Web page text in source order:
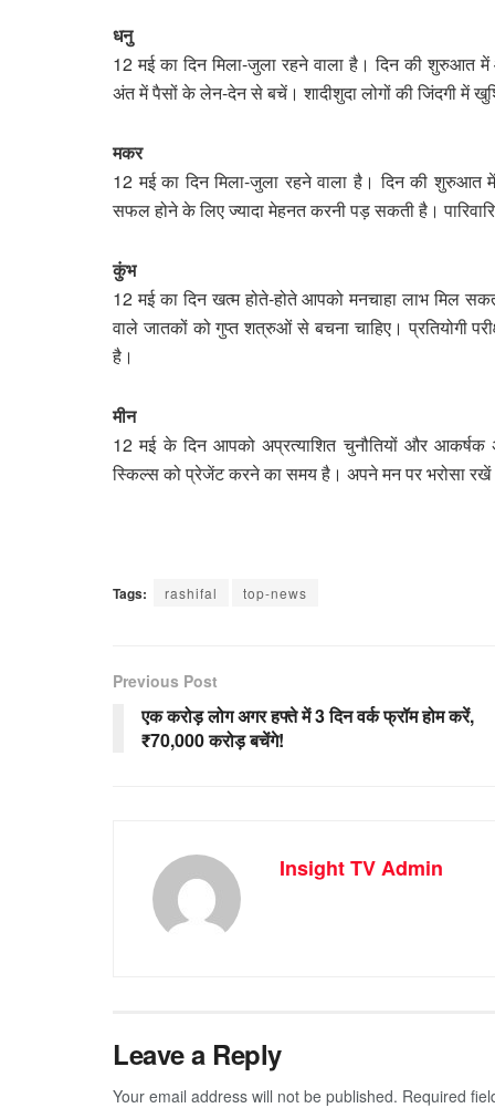
धनु
12 मई का दिन मिला-जुला रहने वाला है। दिन की शुरुआत
अंत में पैसों के लेन-देन से बचें। शादीशुदा लोगों की जिंदगी में
मकर
12 मई का दिन मिला-जुला रहने वाला है। दिन की शुरुआत
सफल होने के लिए ज्यादा मेहनत करनी पड़ सकती है।
कुंभ
12 मई का दिन खत्म होते-होते आपको मनचाहा लाभ मिल
वाले जातकों को गुप्त शत्रुओं से बचना चाहिए। प्रतियोगी
है।
मीन
12 मई के दिन आपको अप्रत्याशित चुनौतियों और आकर्षक
स्किल्स को प्रेजेंट करने का समय है। अपने मन पर भरोसा
Tags: rashifal top-news
Previous Post
एक करोड़ लोग अगर हफ्ते में 3 दिन वर्क फ्रॉम होम करें,
₹70,000 करोड़ बचेंगे!
Insight TV Admin
Leave a Reply
Your email address will not be published. Required